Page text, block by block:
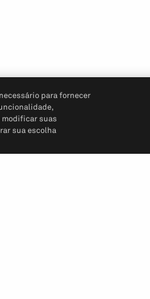
para fornecer
suas
sua escolha